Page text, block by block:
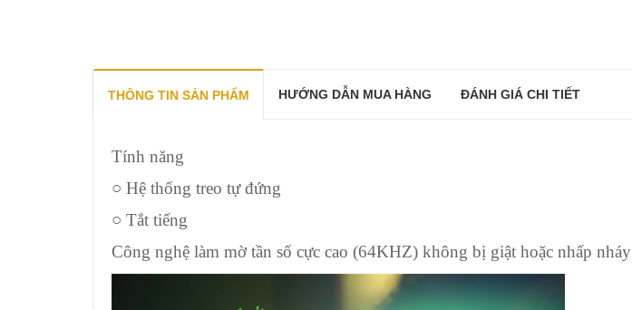
THÔNG TIN SẢN PHẨM HƯỚNG DẪN MUA HÀNG ĐÁNH GIÁ CHI TIẾT
Tính năng
○ Hệ thống treo tự đứng
○ Tắt tiếng
Công nghệ làm mờ tần số cực cao (64KHZ) không bị giật hoặc nhấp nháy